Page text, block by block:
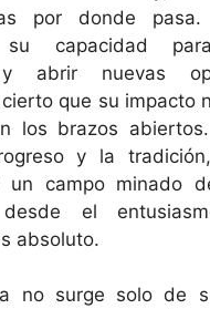
por donde
su capacidad
abrir nuevas
que su impacto
los brazos
y la
un campo minado
desde el
absoluto.
no surge solo de